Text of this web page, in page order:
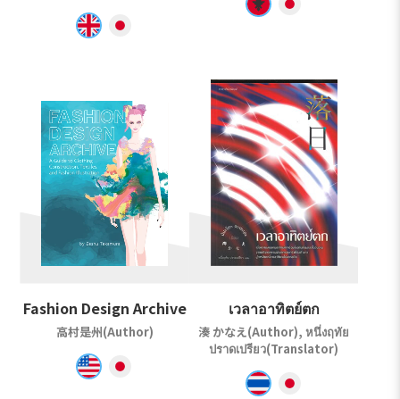
Fashion Design Archive
高村是州(Author)
เวลาอาทิตย์ตก
湊 かなえ(Author), หนึ่งฤทัย
ปราดเปรียว(Translator)